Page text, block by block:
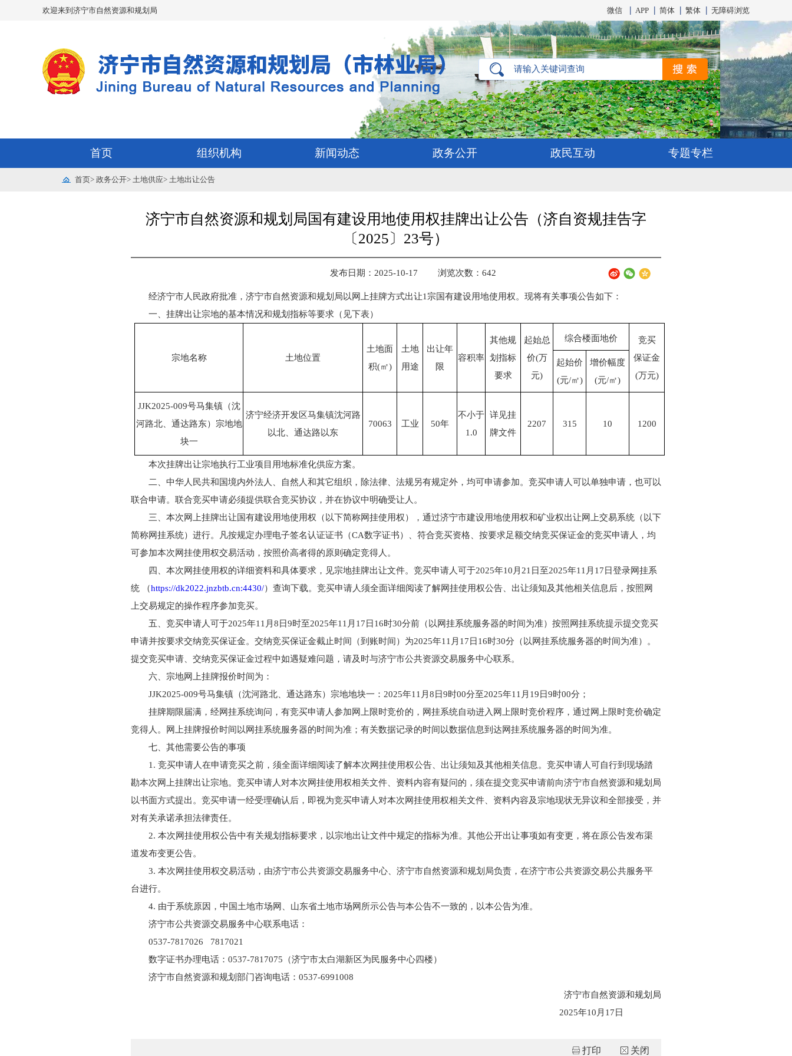
欢迎来到济宁市自然资源和规划局 微信 APP 简体 繁体 无障碍浏览
首页 组织机构 新闻动态 政务公开 政民互动 专题专栏
首页> 政务公开> 土地供应> 土地出让公告
济宁市自然资源和规划局国有建设用地使用权挂牌出让公告（济自资规挂告字
〔2025〕23号）
发布日期：2025-10-17 浏览次数： 642
经济宁市人民政府批准，济宁市自然资源和规划局以网上挂牌方式出让1宗国有建设用地使用权。现将有关事项公告如下：
一、挂牌出让宗地的基本情况和规划指标等要求（见下表）
宗地名称 土地位置
土地面
积(㎡)
土地
用途
出让年
限
容积率
其他规
划指标
要求
起始总
价(万
元)
综合楼面地价
竞买
保证金
(万元)
起始价
(元/㎡)
增价幅度
(元/㎡)
JJK2025-009号马集镇（沈
河路北、通达路东）宗地地
块一
济宁经济开发区马集镇沈河路
以北、通达路以东
70063 工业 50年
不小于
1.0
详见挂
牌文件
2207 315 10 1200
本次挂牌出让宗地执行工业项目用地标准化供应方案。
二、中华人民共和国境内外法人、自然人和其它组织，除法律、法规另有规定外，均可申请参加。竞买申请人可以单独申请，也可以
联合申请。联合竞买申请必须提供联合竞买协议，并在协议中明确受让人。
三、本次网上挂牌出让国有建设用地使用权（以下简称网挂使用权），通过济宁市建设用地使用权和矿业权出让网上交易系统（以下
简称网挂系统）进行。凡按规定办理电子签名认证证书（CA数字证书）、符合竞买资格、按要求足额交纳竞买保证金的竞买申请人，均
可参加本次网挂使用权交易活动，按照价高者得的原则确定竞得人。
四、本次网挂使用权的详细资料和具体要求，见宗地挂牌出让文件。竞买申请人可于2025年10月21日至2025年11月17日登录网挂系
统 （https://dk2022.jnzbtb.cn:4430/）查询下载。竞买申请人须全面详细阅读了解网挂使用权公告、出让须知及其他相关信息后，按照网
上交易规定的操作程序参加竞买。
五、竞买申请人可于2025年11月8日9时至2025年11月17日16时30分前（以网挂系统服务器的时间为准）按照网挂系统提示提交竞买
申请并按要求交纳竞买保证金。交纳竞买保证金截止时间（到账时间）为2025年11月17日16时30分（以网挂系统服务器的时间为准）。
提交竞买申请、交纳竞买保证金过程中如遇疑难问题，请及时与济宁市公共资源交易服务中心联系。
六、宗地网上挂牌报价时间为：
JJK2025-009号马集镇（沈河路北、通达路东）宗地地块一：2025年11月8日9时00分至2025年11月19日9时00分；
挂牌期限届满，经网挂系统询问，有竞买申请人参加网上限时竞价的，网挂系统自动进入网上限时竞价程序，通过网上限时竞价确定
竞得人。网上挂牌报价时间以网挂系统服务器的时间为准；有关数据记录的时间以数据信息到达网挂系统服务器的时间为准。
七、其他需要公告的事项
1. 竞买申请人在申请竞买之前，须全面详细阅读了解本次网挂使用权公告、出让须知及其他相关信息。竞买申请人可自行到现场踏
勘本次网上挂牌出让宗地。竞买申请人对本次网挂使用权相关文件、资料内容有疑问的，须在提交竞买申请前向济宁市自然资源和规划局
以书面方式提出。竞买申请一经受理确认后，即视为竞买申请人对本次网挂使用权相关文件、资料内容及宗地现状无异议和全部接受，并
对有关承诺承担法律责任。
2. 本次网挂使用权公告中有关规划指标要求，以宗地出让文件中规定的指标为准。其他公开出让事项如有变更，将在原公告发布渠
道发布变更公告。
3. 本次网挂使用权交易活动，由济宁市公共资源交易服务中心、济宁市自然资源和规划局负责，在济宁市公共资源交易公共服务平
台进行。
4. 由于系统原因，中国土地市场网、山东省土地市场网所示公告与本公告不一致的，以本公告为准。
济宁市公共资源交易服务中心联系电话：
0537-7817026 7817021
数字证书办理电话：0537-7817075（济宁市太白湖新区为民服务中心四楼）
济宁市自然资源和规划部门咨询电话：0537-6991008
济宁市自然资源和规划局
2025年10月17日
打印 关闭